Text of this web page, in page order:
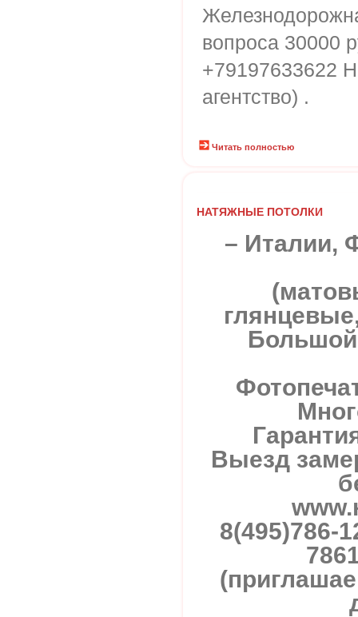
вопроса 30000
+79197633622
агентство) .
Читать полностью
НАТЯЖНЫЕ ПОТОЛКИ
– Италии,
Выезд
8(495)786-